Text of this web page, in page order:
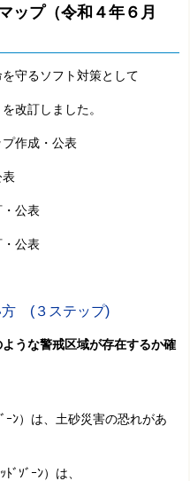
ップ（令和４年６月
守るソフト対策として
改訂しました。
作成・公表
公表
公表
方 (３ステップ)
うな警戒区域が存在するか確
ｰﾝ）は、土砂災害の恐れがあ
ﾞｿﾞｰﾝ）は、